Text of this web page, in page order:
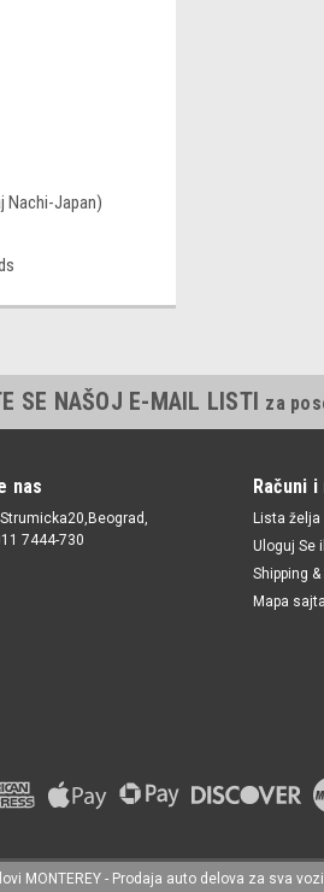
Nachi-Japan)
SE NAŠOJ E-MAIL LISTI za
nas
7444-730
Računi
Lista želja
Uloguj Se
Shipping
Mapa sajta
MONTEREY - Prodaja auto delova za sva